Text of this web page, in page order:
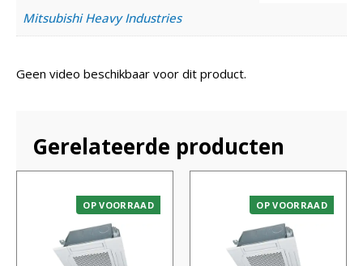
Mitsubishi Heavy Industries
Geen video beschikbaar voor dit product.
Gerelateerde producten
OP VOORRAAD OP VOORRAAD